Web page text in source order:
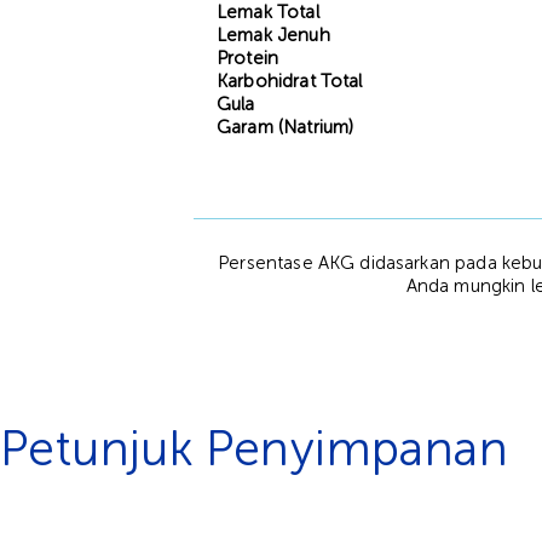
Lemak Total
Lemak Jenuh
Protein
Karbohidrat Total
Gula
Garam (Natrium)
Persentase AKG didasarkan pada
Anda mungkin
Petunjuk Penyimpanan